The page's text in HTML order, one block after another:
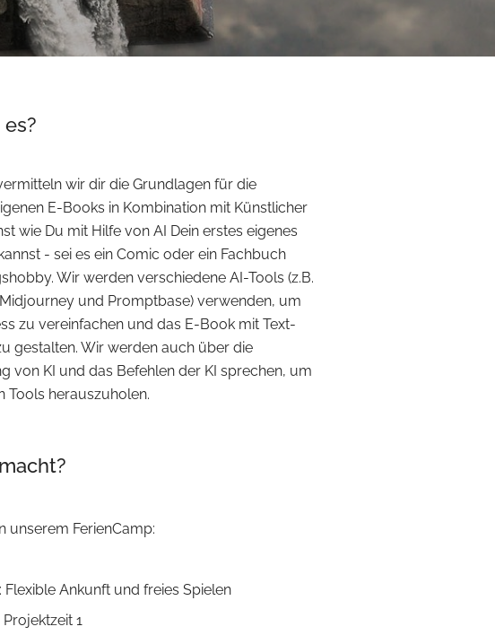
wir dir die Grundlagen für die
E-Books in Kombination mit Künstlicher
wie Du mit Hilfe von AI Dein erstes eigenes
- sei es ein Comic oder ein Fachbuch
Wir werden verschiedene AI-Tools (z.B.
Midjourney und Promptbase) verwenden, um
zu vereinfachen und das E-Book mit Text-
gestalten. Wir werden auch über die
von KI und das Befehlen der KI sprechen, um
Tools herauszuholen.
unserem FerienCamp:
Flexible Ankunft und freies Spielen
1